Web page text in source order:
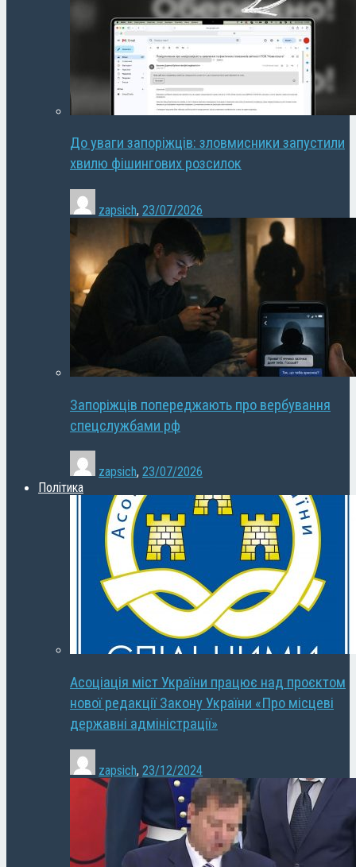
До уваги запоріжців: зловмисники запустили
хвилю фішингових розсилок
zapsich, 23/07/2026
Запоріжців попереджають про вербування
спецслужбами рф
zapsich, 23/07/2026
Політика
Асоціація міст України працює над проєктом
нової редакції Закону України «Про місцеві
державні адміністрації»
zapsich, 23/12/2024